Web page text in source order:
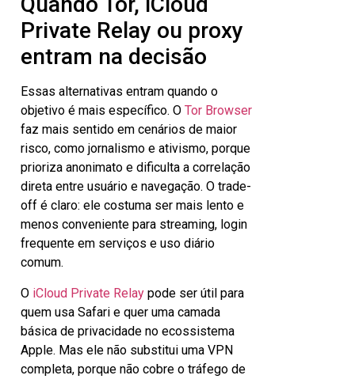
Private Relay ou proxy
entram na decisão
Essas alternativas entram quando o
objetivo é mais específico. O Tor Browser
faz mais sentido em cenários de maior
risco, como jornalismo e ativismo, porque
prioriza anonimato e dificulta a correlação
direta entre usuário e navegação. O trade-
off é claro: ele costuma ser mais lento e
menos conveniente para streaming, login
frequente em serviços e uso diário
comum.
O iCloud Private Relay pode ser útil para
quem usa Safari e quer uma camada
básica de privacidade no ecossistema
Apple. Mas ele não substitui uma VPN
completa, porque não cobre o tráfego de